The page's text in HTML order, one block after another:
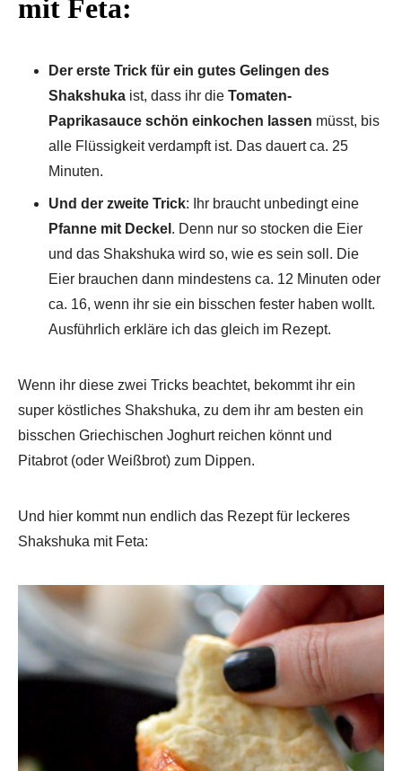
mit Feta:
Der erste Trick für ein gutes Gelingen des
Shakshuka ist, dass ihr die Tomaten-
Paprikasauce schön einkochen lassen müsst, bis
alle Flüssigkeit verdampft ist. Das dauert ca. 25
Minuten.
Und der zweite Trick: Ihr braucht unbedingt eine
Pfanne mit Deckel . Denn nur so stocken die Eier
und das Shakshuka wird so, wie es sein soll. Die
Eier brauchen dann mindestens ca. 12 Minuten oder
ca. 16, wenn ihr sie ein bisschen fester haben wollt.
Ausführlich erkläre ich das gleich im Rezept.
Wenn ihr diese zwei Tricks beachtet, bekommt ihr ein
super köstliches Shakshuka, zu dem ihr am besten ein
bisschen Griechischen Joghurt reichen könnt und
Pitabrot (oder Weißbrot) zum Dippen.
Und hier kommt nun endlich das Rezept für leckeres
Shakshuka mit Feta: